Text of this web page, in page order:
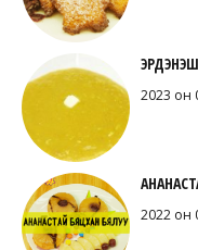
2023 он
2022 он